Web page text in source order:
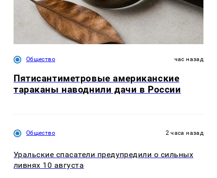
Общество час назад
Пятисантиметровые американские
тараканы наводнили дачи в России
Общество 2 часа назад
Уральские спасатели предупредили о сильных
ливнях 10 августа